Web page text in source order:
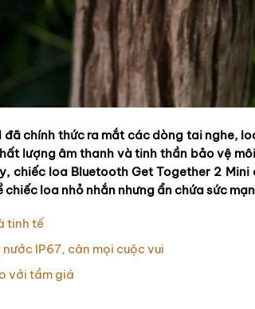
chính thức ra mắt các dòng tai nghe,
lượng âm thanh và tinh thần bảo vệ
chiếc loa Bluetooth Get Together 2
loa nhỏ nhắn nhưng ẩn chứa sức
tinh tế
IP67, cân mọi cuộc vui
với tầm giá